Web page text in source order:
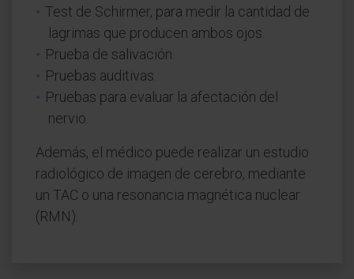
Test de Schirmer, para medir la cantidad de
lagrimas que producen ambos ojos.
Prueba de salivación.
Pruebas auditivas.
Pruebas para evaluar la afectación del
nervio.
Además, el médico puede realizar un estudio
radiológico de imagen de cerebro, mediante
un TAC o una resonancia magnética nuclear
(RMN).